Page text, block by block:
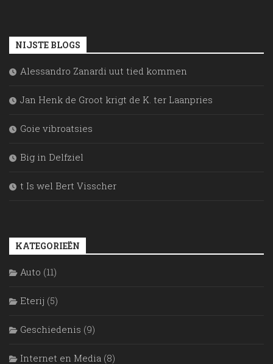
NIJSTE BLOGS
Alessandro Zanardi uut tied kommen
Jan Henk de Groot krigt de K. ter Laanpries
Goie vibroatsies
Big in Delfziel
t Is wel Bert Visscher
KATEGORIEËN
Auto (11)
Eterij (5)
Geschiedenis (9)
Internet en Media (8)